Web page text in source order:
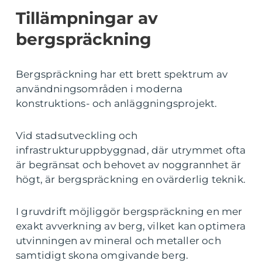
Tillämpningar av
bergspräckning
Bergspräckning har ett brett spektrum av
användningsområden i moderna
konstruktions- och anläggningsprojekt.
Vid stadsutveckling och
infrastrukturuppbyggnad, där utrymmet ofta
är begränsat och behovet av noggrannhet är
högt, är bergspräckning en ovärderlig teknik.
I gruvdrift möjliggör bergspräckning en mer
exakt avverkning av berg, vilket kan optimera
utvinningen av mineral och metaller och
samtidigt skona omgivande berg.